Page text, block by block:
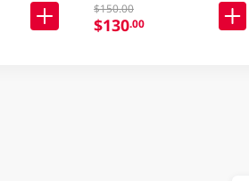
$150.00
$130.00